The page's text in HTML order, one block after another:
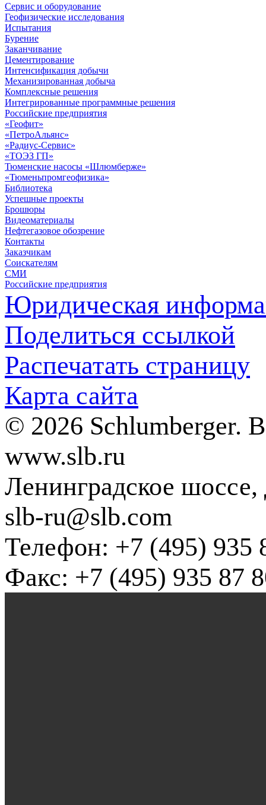
Сервис и оборудование
Геофизические исследования
Испытания
Бурение
Заканчивание
Цементирование
Интенсификация добычи
Механизированная добыча
Комплексные решения
Интегрированные программные решения
Российские предприятия
«Геофит»
«ПетроАльянс»
«Радиус-Сервис»
«ТОЭЗ ГП»
Тюменские насосы «Шлюмберже»
«Тюменьпромгеофизика»
Библиотека
Успешные проекты
Брошюры
Видеоматериалы
Нефтегазовое обозрение
Контакты
Заказчикам
Соискателям
СМИ
Российские предприятия
Юридическая
Поделиться ссылкой
Распечатать страницу
Карта сайта
© 2026 Schlumberger.
www.slb.ru
Ленинградское
slb-ru@slb.com
Телефон: +7 (495) 935
Факс: +7 (495) 935 87